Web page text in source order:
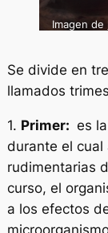
Imagen de
Se divide en
llamados
1. Primer: es
durante el cual
rudimentarias
curso, el
a los efectos